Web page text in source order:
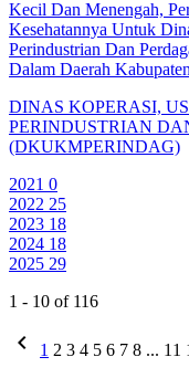
Kecil Dan Menengah,
Kesehatannya Untuk
Perindustrian Dan
Dalam Daerah
DINAS KOPERASI,
PERINDUSTRIAN
(DKUKMPERINDAG)
2021 0
2022 25
2023 18
2024 18
2025 29
1 - 10 of 116
chevron_left 1 2 3 4 5 6 7 8 ... 11